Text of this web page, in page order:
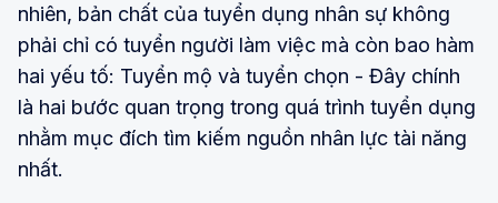
nhiên, bản chất của tuyển dụng nhân sự không
phải chỉ có tuyển người làm việc mà còn bao hàm
hai yếu tố: Tuyển mộ và tuyển chọn - Đây chính
là hai bước quan trọng trong quá trình tuyển dụng
nhằm mục đích tìm kiếm nguồn nhân lực tài năng
nhất.